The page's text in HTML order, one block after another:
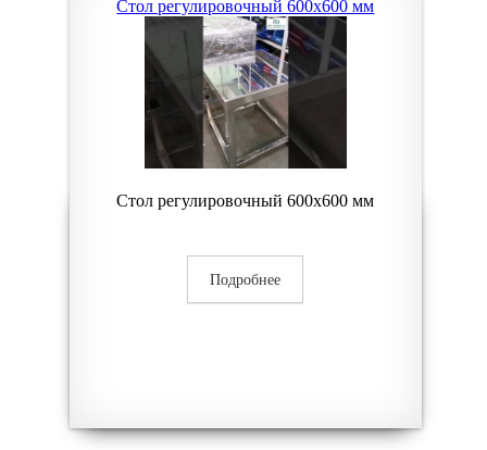
Стол регулировочный 600х600 мм
Стол регулировочный 600х600 мм
Подробнее